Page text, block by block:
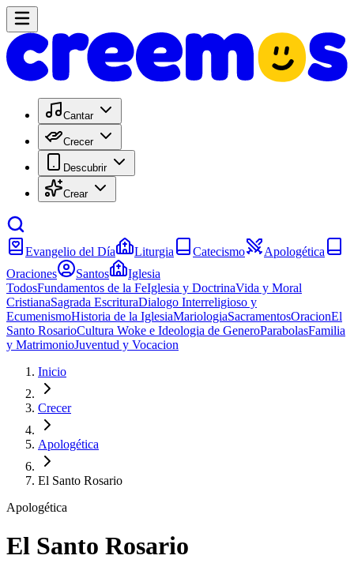
Cantar
Crecer
Descubrir
Crear
Evangelio del Día Liturgia Catecismo
Apologética
Oraciones
Santos
Iglesia
TodosFundamentos de la FeIglesia y DoctrinaVida y Moral
CristianaSagrada EscrituraDialogo Interreligioso y
EcumenismoHistoria de la IglesiaMariologiaSacramentosOracionEl
Santo RosarioCultura Woke e Ideologia de GeneroParabolasFamilia
y MatrimonioJuventud y Vocacion
Inicio
Crecer
Apologética
El Santo Rosario
Apologética
El Santo Rosario